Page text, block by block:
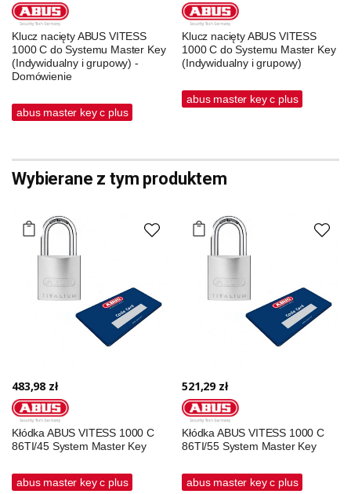
Klucz nacięty ABUS VITESS
1000 C do Systemu Master Key
(Indywidualny i grupowy) -
Domówienie
abus master key c plus
Klucz nacięty ABUS VITESS
1000 C do Systemu Master Key
(Indywidualny i grupowy)
abus master key c plus
Wybierane z tym produktem
483,98 zł
Kłódka ABUS VITESS 1000 C
86TI/45 System Master Key
abus master key c plus
521,29 zł
Kłódka ABUS VITESS 1000 C
86TI/55 System Master Key
abus master key c plus